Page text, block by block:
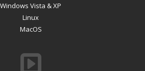
Windows Vista & XP
Linux
MacOS